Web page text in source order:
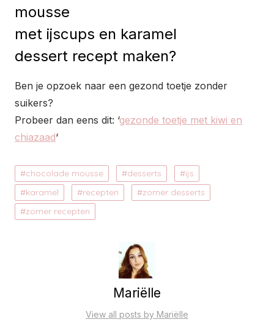
mousse
met ijscups en karamel
dessert recept maken?
Ben je opzoek naar een gezond toetje zonder
suikers?
Probeer dan eens dit: ‘gezonde toetje met kiwi en
chiazaad‘
chocolade mousse desserts
ijs
karamel
recepten
zomer desserts
zomer recepten
Mariëlle
View all posts by Mariëlle